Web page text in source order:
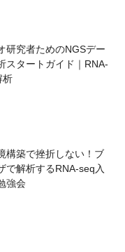
研究者ためのNGSデー
スタートガイド｜RNA-
析
構築で挫折しない！ブ
で解析するRNA-seq入
強会